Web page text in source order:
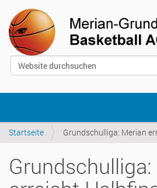
Website durchsuchen
k
Startseite Grundschulliga: Merian